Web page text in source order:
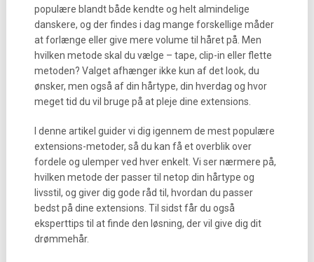
populære blandt både kendte og helt almindelige
danskere, og der findes i dag mange forskellige måder
at forlænge eller give mere volume til håret på. Men
hvilken metode skal du vælge – tape, clip-in eller flette
metoden? Valget afhænger ikke kun af det look, du
ønsker, men også af din hårtype, din hverdag og hvor
meget tid du vil bruge på at pleje dine extensions.
I denne artikel guider vi dig igennem de mest populære
extensions-metoder, så du kan få et overblik over
fordele og ulemper ved hver enkelt. Vi ser nærmere på,
hvilken metode der passer til netop din hårtype og
livsstil, og giver dig gode råd til, hvordan du passer
bedst på dine extensions. Til sidst får du også
eksperttips til at finde den løsning, der vil give dig dit
drømmehår.